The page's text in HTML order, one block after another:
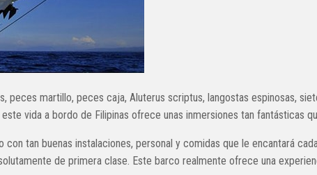
peces martillo, peces caja, Aluterus scriptus, langostas espinosas,
vida a bordo de Filipinas ofrece unas inmersiones tan fantásticas
tan buenas instalaciones, personal y comidas que le encantará
de primera clase. Este barco realmente ofrece una